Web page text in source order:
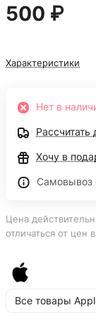
500 ₽
Характеристики
Нет в
Рассчитать
Хочу в
Самовывоз
Цена
отличаться от цен
Все товары